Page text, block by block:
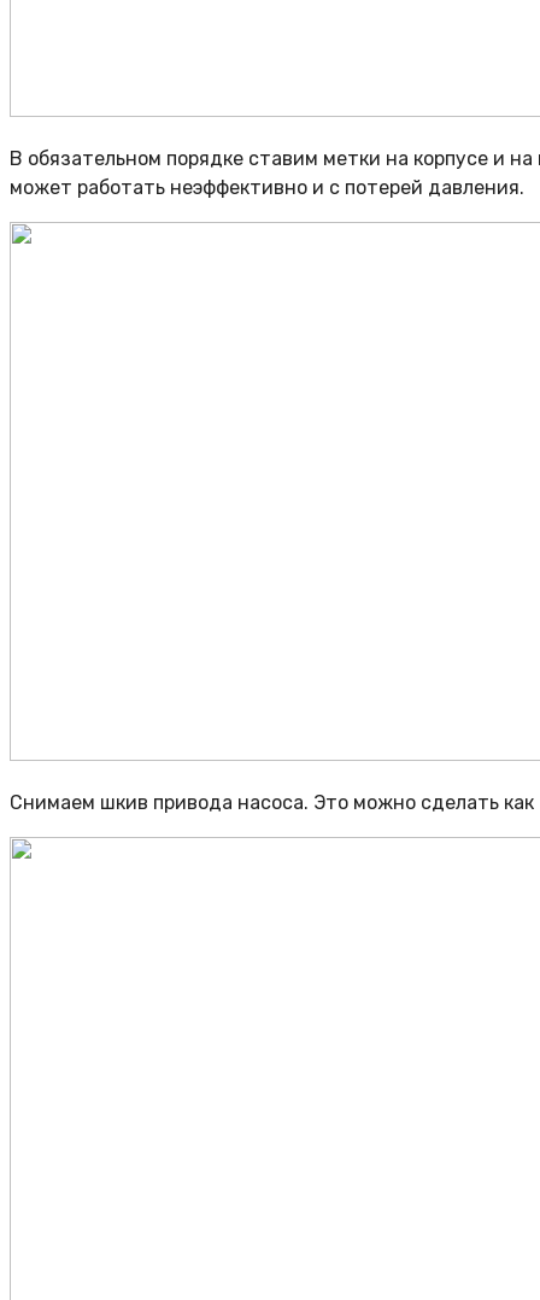
В обязательном порядке ставим метки на корпусе и
может работать неэффективно и с потерей давления.
Снимаем шкив привода насоса. Это можно сделать